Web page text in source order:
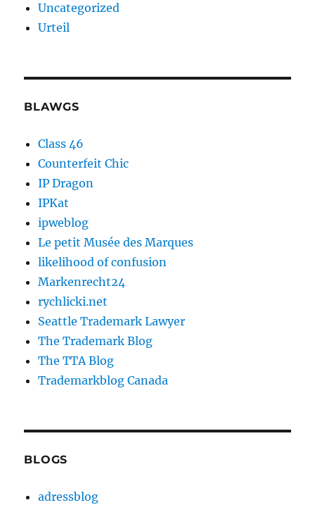
Uncategorized
Urteil
BLAWGS
Class 46
Counterfeit Chic
IP Dragon
IPKat
ipweblog
Le petit Musée des Marques
likelihood of confusion
Markenrecht24
rychlicki.net
Seattle Trademark Lawyer
The Trademark Blog
The TTA Blog
Trademarkblog Canada
BLOGS
adressblog